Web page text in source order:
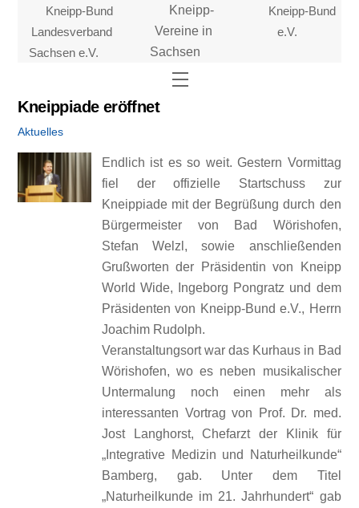
content
Kneipp-Bund
Landesverband
Sachsen e.V.
Kneipp-
Vereine in
Sachsen
Kneipp-Bund
e.V.
Menu
Kneippiade eröffnet
Aktuelles
Endlich ist es so weit. Gestern Vormittag
fiel der offizielle Startschuss zur
Kneippiade mit der Begrüßung durch den
Bürgermeister von Bad Wörishofen,
Stefan Welzl, sowie anschließenden
Grußworten der Präsidentin von Kneipp
World Wide, Ingeborg Pongratz und dem
Präsidenten von Kneipp-Bund e.V., Herrn
Joachim Rudolph.
Veranstaltungsort war das Kurhaus in Bad
Wörishofen, wo es neben musikalischer
Untermalung noch einen mehr als
interessanten Vortrag von Prof. Dr. med.
Jost Langhorst, Chefarzt der Klinik für
„Integrative Medizin und Naturheilkunde“
Bamberg, gab. Unter dem Titel
„Naturheilkunde im 21. Jahrhundert“ gab